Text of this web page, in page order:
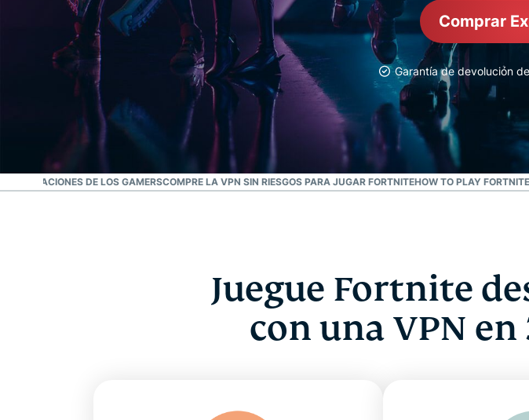
multifactorial,
Identity
Defender
herramientas
de
Comprar
Garantía de devolución
DE LOS GAMERSCOMPRE LA VPN SIN RIESGOS PARA JUGAR FORTNITEHOW TO PLAY
Juegue Fortnite
con una VPN